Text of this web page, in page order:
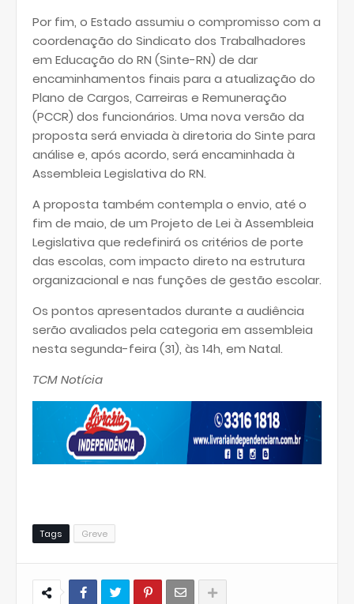
Por fim, o Estado assumiu o compromisso com a
coordenação do Sindicato dos Trabalhadores
em Educação do RN (Sinte-RN) de dar
encaminhamentos finais para a atualização do
Plano de Cargos, Carreiras e Remuneração
(PCCR) dos funcionários. Uma nova versão da
proposta será enviada à diretoria do Sinte para
análise e, após acordo, será encaminhada à
Assembleia Legislativa do RN.
A proposta também contempla o envio, até o
fim de maio, de um Projeto de Lei à Assembleia
Legislativa que redefinirá os critérios de porte
das escolas, com impacto direto na estrutura
organizacional e nas funções de gestão escolar.
Os pontos apresentados durante a audiência
serão avaliados pela categoria em assembleia
nesta segunda-feira (31), às 14h, em Natal.
TCM Notícia
Tags Greve